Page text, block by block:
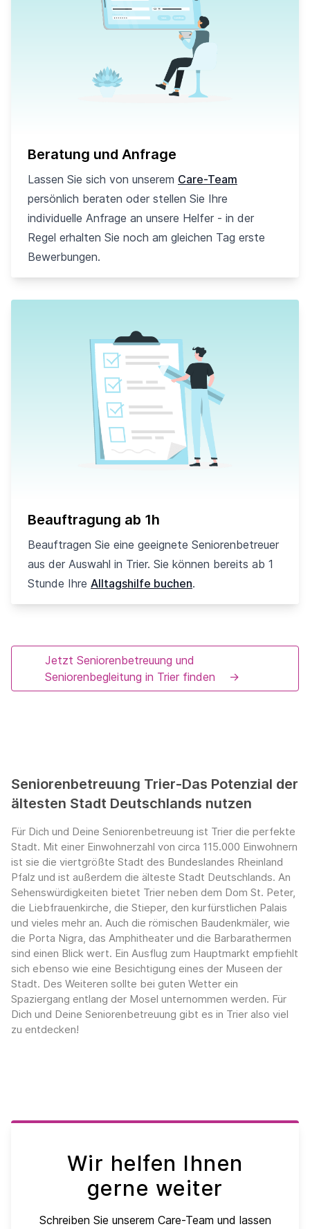
Beratung und Anfrage
Lassen Sie sich von unserem Care-Team
persönlich beraten oder stellen Sie Ihre
individuelle Anfrage an unsere Helfer - in der
Regel erhalten Sie noch am gleichen Tag erste
Bewerbungen.
Beauftragung ab 1h
Beauftragen Sie eine geeignete Seniorenbetreuer
aus der Auswahl in Trier. Sie können bereits ab 1
Stunde Ihre Alltagshilfe buchen.
Jetzt Seniorenbetreuung und
Seniorenbegleitung in Trier finden
→
Seniorenbetreuung Trier-Das Potenzial der
ältesten Stadt Deutschlands nutzen
Für Dich und Deine Seniorenbetreuung ist Trier die perfekte
Stadt. Mit einer Einwohnerzahl von circa 115.000 Einwohnern
ist sie die viertgrößte Stadt des Bundeslandes Rheinland
Pfalz und ist außerdem die älteste Stadt Deutschlands. An
Sehenswürdigkeiten bietet Trier neben dem Dom St. Peter,
die Liebfrauenkirche, die Stieper, den kurfürstlichen Palais
und vieles mehr an. Auch die römischen Baudenkmäler, wie
die Porta Nigra, das Amphitheater und die Barbarathermen
sind einen Blick wert. Ein Ausflug zum Hauptmarkt empfiehlt
sich ebenso wie eine Besichtigung eines der Museen der
Stadt. Des Weiteren sollte bei guten Wetter ein
Spaziergang entlang der Mosel unternommen werden. Für
Dich und Deine Seniorenbetreuung gibt es in Trier also viel
zu entdecken!
Wir helfen Ihnen
gerne weiter
Schreiben Sie unserem Care-Team und lassen